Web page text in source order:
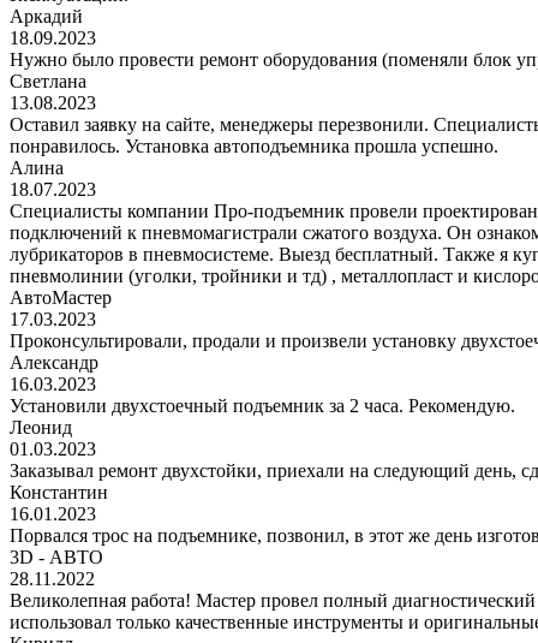
Аркадий
18.09.2023
Нужно было провести ремонт оборудования (поменяли блок
Светлана
13.08.2023
Оставил заявку на сайте, менеджеры перезвонили.
понравилось. Установка автоподъемника прошла успешно.
Алина
18.07.2023
Специалисты компании Про-подъемник провели
подключений к пневмомагистрали сжатого воздуха. Он
лубрикаторов в пневмосистеме. Выезд бесплатный. Также я
пневмолинии (уголки, тройники и тд) , металлопласт и
АвтоМастер
17.03.2023
Проконсультировали, продали и произвели установку
Александр
16.03.2023
Установили двухстоечный подъемник за 2 часа. Рекомендую.
Леонид
01.03.2023
Заказывал ремонт двухстойки, приехали на следующий день,
Константин
16.01.2023
Порвался трос на подъемнике, позвонил, в этот же день
3D - АВТО
28.11.2022
Великолепная работа! Мастер провел полный
использовал только качественные инструменты и